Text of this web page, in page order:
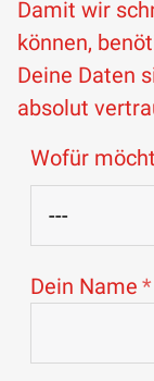
Damit wir
können,
Deine Daten
absolut
Wofür
Dein Name